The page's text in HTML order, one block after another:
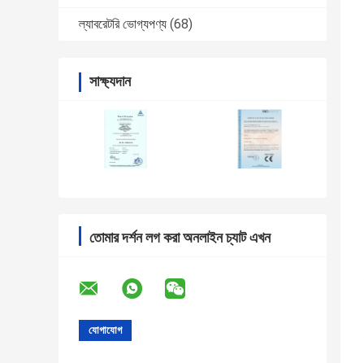
ল্যাবরেটরি ভোগ্যপণ্য (68)
সাক্ষ্যদান
তোমার দর্শন লগ করা অনলাইন চ্যাট এখন